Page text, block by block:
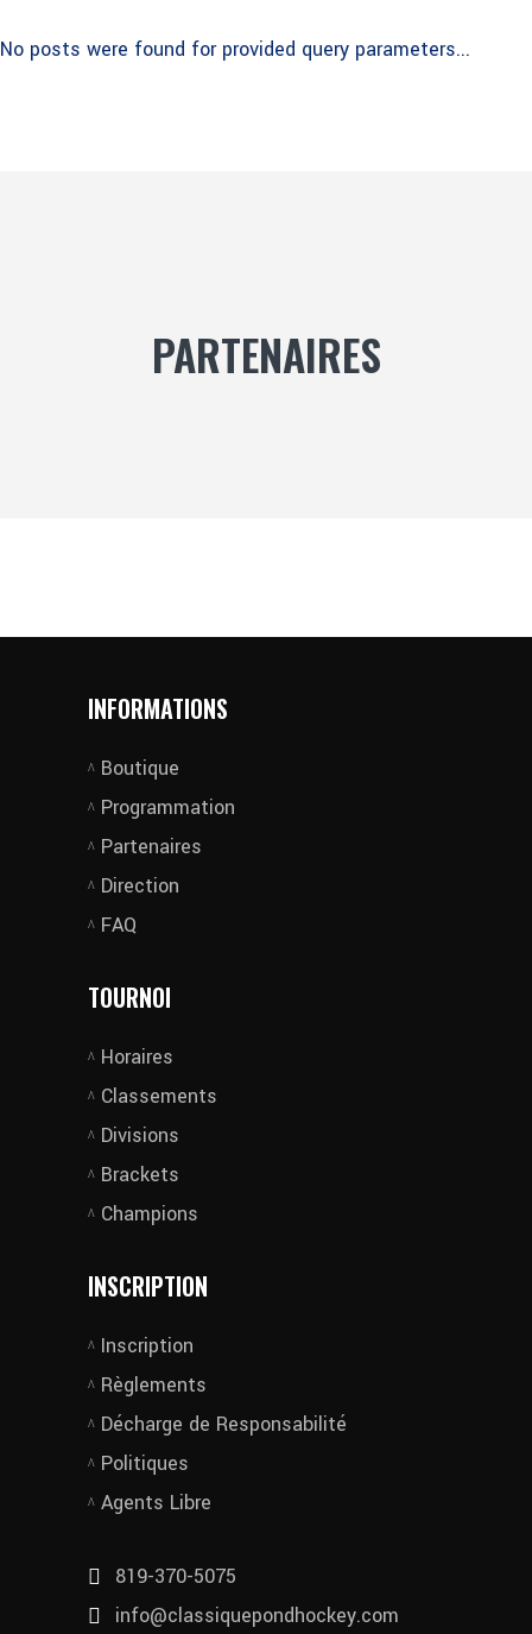
No posts were found for provided query parameters...
PARTENAIRES
INFORMATIONS
Boutique
Programmation
Partenaires
Direction
FAQ
TOURNOI
Horaires
Classements
Divisions
Brackets
Champions
INSCRIPTION
Inscription
Règlements
Décharge de Responsabilité
Politiques
Agents Libre
819-370-5075
info@classiquepondhockey.com